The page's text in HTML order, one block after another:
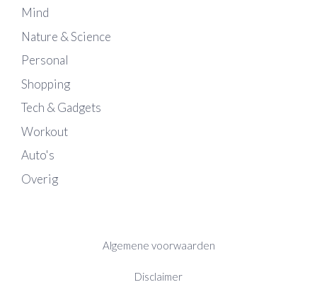
Mind
Nature & Science
Personal
Shopping
Tech & Gadgets
Workout
Auto's
Overig
Algemene voorwaarden
Disclaimer